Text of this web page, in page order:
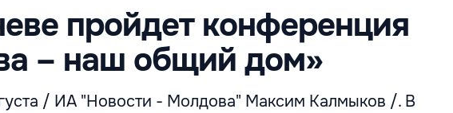
пройдет конференция
– наш общий дом»
/ ИА "Новости - Молдова" Максим Калмыков /. В